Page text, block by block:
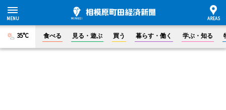
35°C 食べる 見る・遊ぶ 買う 暮らす・働く 学ぶ・知る